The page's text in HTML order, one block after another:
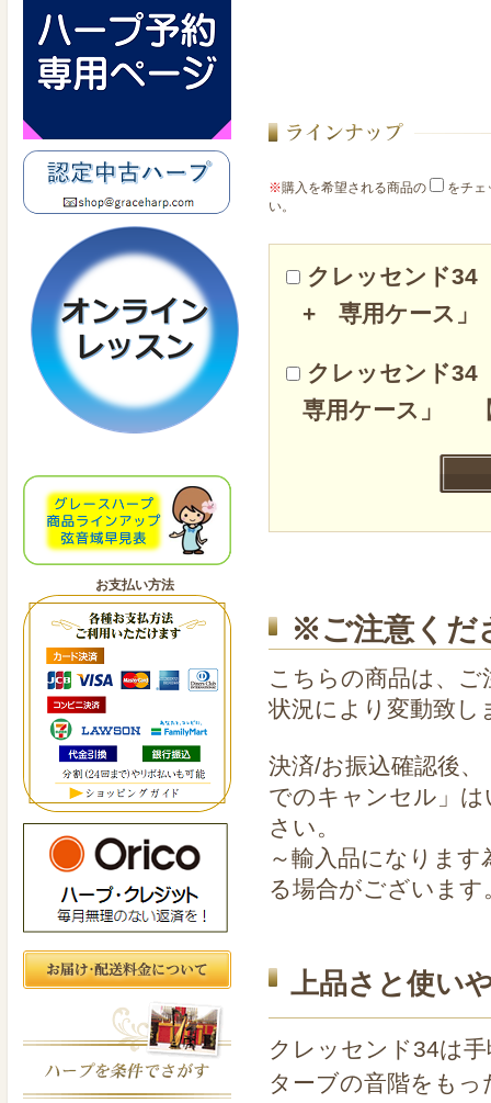
お支払い方法
※購入を希望される商品の
をチェ
い。
クレッセンド
+ 専用ケース
クレッセンド
専用ケース」
※ご注意くだ
こちらの商品は、
状況により変動致
決済/お振込確認後
でのキャンセル」
さい。
～輸入品になりま
る場合がございま
上品さと使い
クレッセンド34は
ターブの音階をも